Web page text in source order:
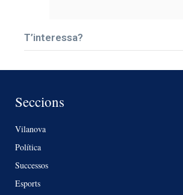
T’interessa?
Seccions
Vilanova
Política
Successos
Esports